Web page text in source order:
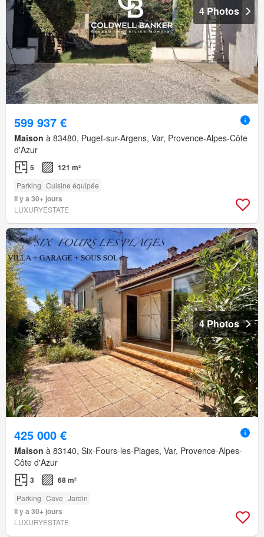
4 Photos
599 937 €
Maison à 83480, Puget-sur-Argens, Var, Provence-Alpes-Côte
d'Azur
5 121 m²
Parking Cuisine équipée
Il y a 30+ jours
LUXURYESTATE
4 Photos
425 000 €
Maison à 83140, Six-Fours-les-Plages, Var, Provence-Alpes-
Côte d'Azur
3 68 m²
Parking Cave Jardin
Il y a 30+ jours
LUXURYESTATE